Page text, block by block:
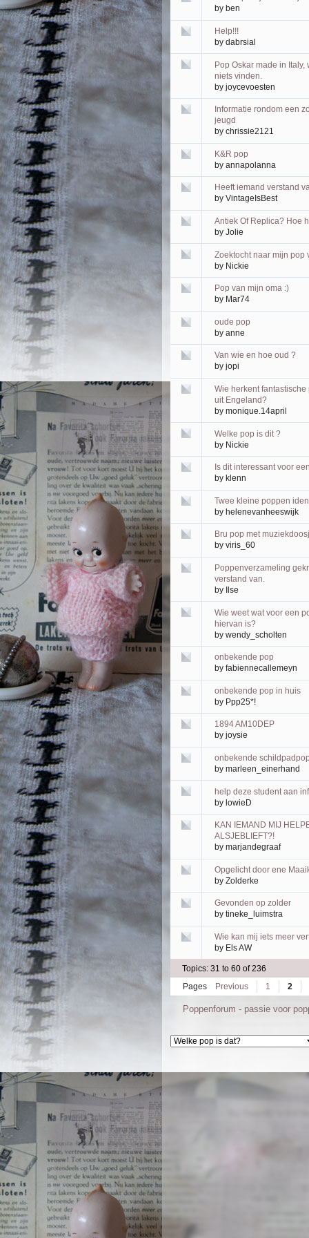
by ben
Help!!!
by dabrsial
Pop Oskar made in
niets vinden.
by joycevoesten
Informatie rondom een
jeugd
by chrissie2121
K&R pop
by annapolanna
Heeft iemand verstand
by VintageIsBest
Antiek Of Replica? Hoe
by Jolie
Zoektocht naar mijn pop
by Nickie
Pop van mijn oma :)
by Mar74
oude pop
by anne
Van wie en hoe oud ?
by jopi
Wie herkent
uit Engeland?
by monique.14april
Welke pop is dit ?
by Nickie
Is dit interessant voor
by klenn
Twee kleine poppen
by helenevanheeswijk
Bru pop met
by viris_60
Poppenverzameling
verstand van.
by
Ilse
Wie weet wat voor een
hiervan is?
by wendy_scholten
onbekende pop
by fabiennecallemeyn
onbekende pop in huis
by Ppp25*!
1894 AM10DEP
by joysie
onbekende
by marleen_einerhand
help deze student aan
by lowieD
KAN IEMAND MIJ
ALSJEBLIEFT?!
by marjandegraaf
Opgelicht door ene
by Zolderke
Gevonden op zolder
by tineke_luimstra
Wie kan mij iets meer
by Els AW
Topics: 31 to 60 of 236
Pages
Previous 1 2
Poppenforum - passie voor